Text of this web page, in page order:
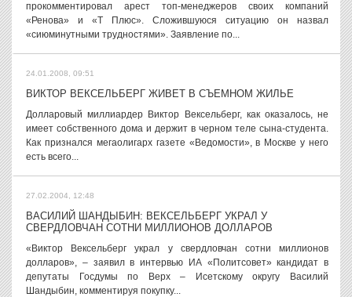
прокомментировал арест топ-менеджеров своих компаний
«Ренова» и «Т Плюс». Сложившуюся ситуацию он назвал
«сиюминутными трудностями». Заявление по...
24.01.2008, 09:51
ВИКТОР ВЕКСЕЛЬБЕРГ ЖИВЕТ В СЪЕМНОМ ЖИЛЬЕ
Долларовый миллиардер Виктор Вексельберг, как оказалось, не
имеет собственного дома и держит в черном теле сына-студента.
Как признался мегаолигарх газете «Ведомости», в Москве у него
есть всего...
27.02.2004, 12:48
ВАСИЛИЙ ШАНДЫБИН: ВЕКСЕЛЬБЕРГ УКРАЛ У
СВЕРДЛОВЧАН СОТНИ МИЛЛИОНОВ ДОЛЛАРОВ
«Виктор Вексельберг украл у свердловчан сотни миллионов
долларов», – заявил в интервью ИА «Политсовет» кандидат в
депутаты Госдумы по Верх – Исетскому округу Василий
Шандыбин, комментируя покупку...